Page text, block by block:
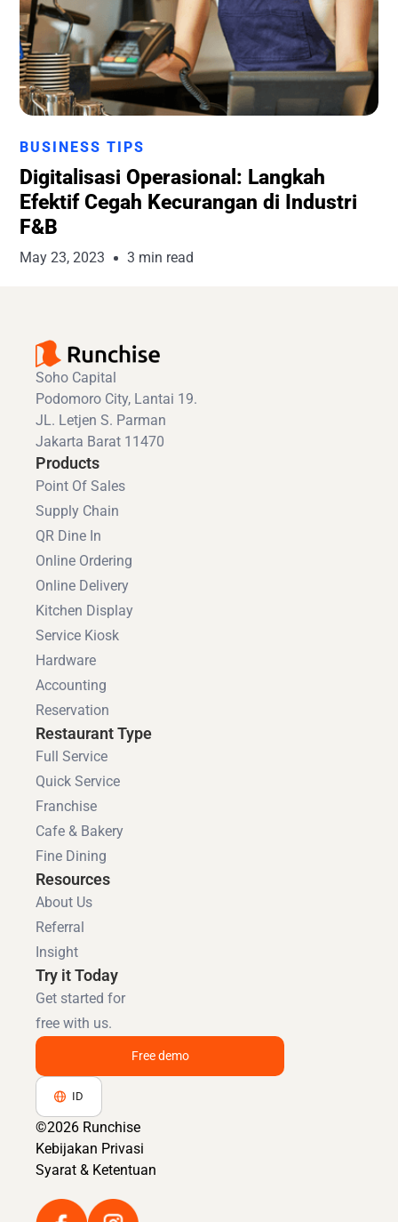
Runchise Team
BUSINESS TIPS
Digitalisasi Operasional: Langkah
Efektif Cegah Kecurangan di Industri
F&B
May 23, 2023 3 min read
Soho Capital
Podomoro City, Lantai 19.
JL. Letjen S. Parman
Jakarta Barat 11470
Products
Point Of Sales
Supply Chain
QR Dine In
Online Ordering
Online Delivery
Kitchen Display
Service Kiosk
Hardware
Accounting
Reservation
Restaurant Type
Full Service
Quick Service
Franchise
Cafe & Bakery
Fine Dining
Resources
About Us
Referral
Insight
Try it Today
Get started for
free with us.
Free demo
ID
©2026 Runchise
Kebijakan Privasi
Syarat & Ketentuan